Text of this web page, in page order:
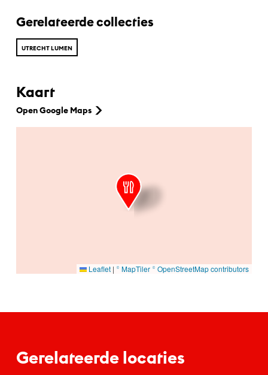
Gerelateerde collecties
UTRECHT LUMEN
Kaart
Open Google Maps
Leaflet | © MapTiler© OpenStreetMap contributors
Gerelateerde locaties